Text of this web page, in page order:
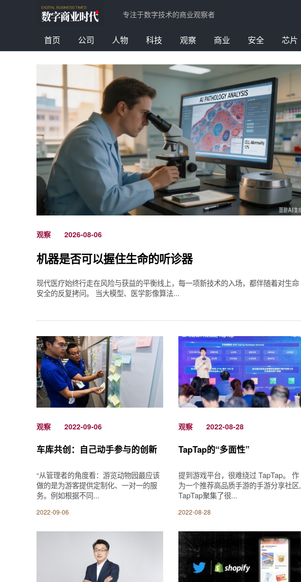
专注于数字技术的商业观察者
首页 公司 人物 科技 观察 商业 安全 芯片
观察 2026-08-06
机器是否可以握住生命的听诊器
现代医疗始终行走在风险与获益的平衡线上，每一项新技术的入场，都伴随着对生命
安全的反复拷问。 当大模型、医学影像算法...
观察 2022-09-06
车库共创：自己动手参与的创新
“从管理者的角度看：游览动物园最应该
做的是为游客提供定制化、一对一的服
务。例如根据不同...
2022-09-06
观察 2022-08-28
TapTap的“多面性”
提到游戏平台，很难绕过 TapTap。 作
为一个推荐高品质手游的手游分享社区,
TapTap聚集了很...
2022-08-28